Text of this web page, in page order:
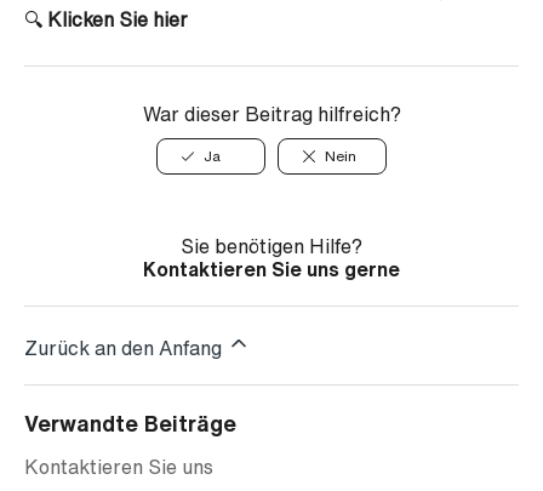
🔍 Klicken Sie hier
War dieser Beitrag hilfreich?
Ja Nein
Sie benötigen Hilfe?
Kontaktieren Sie uns gerne
Zurück an den Anfang
Verwandte Beiträge
Kontaktieren Sie uns